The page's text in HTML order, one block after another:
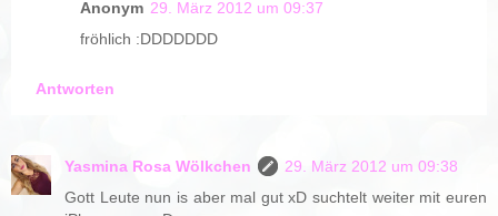
Anonym 29. März 2012 um 09:37
fröhlich :DDDDDDD
Antworten
Yasmina Rosa Wölkchen
29. März 2012 um 09:38
Gott Leute nun is aber mal gut xD suchtelt weiter mit euren